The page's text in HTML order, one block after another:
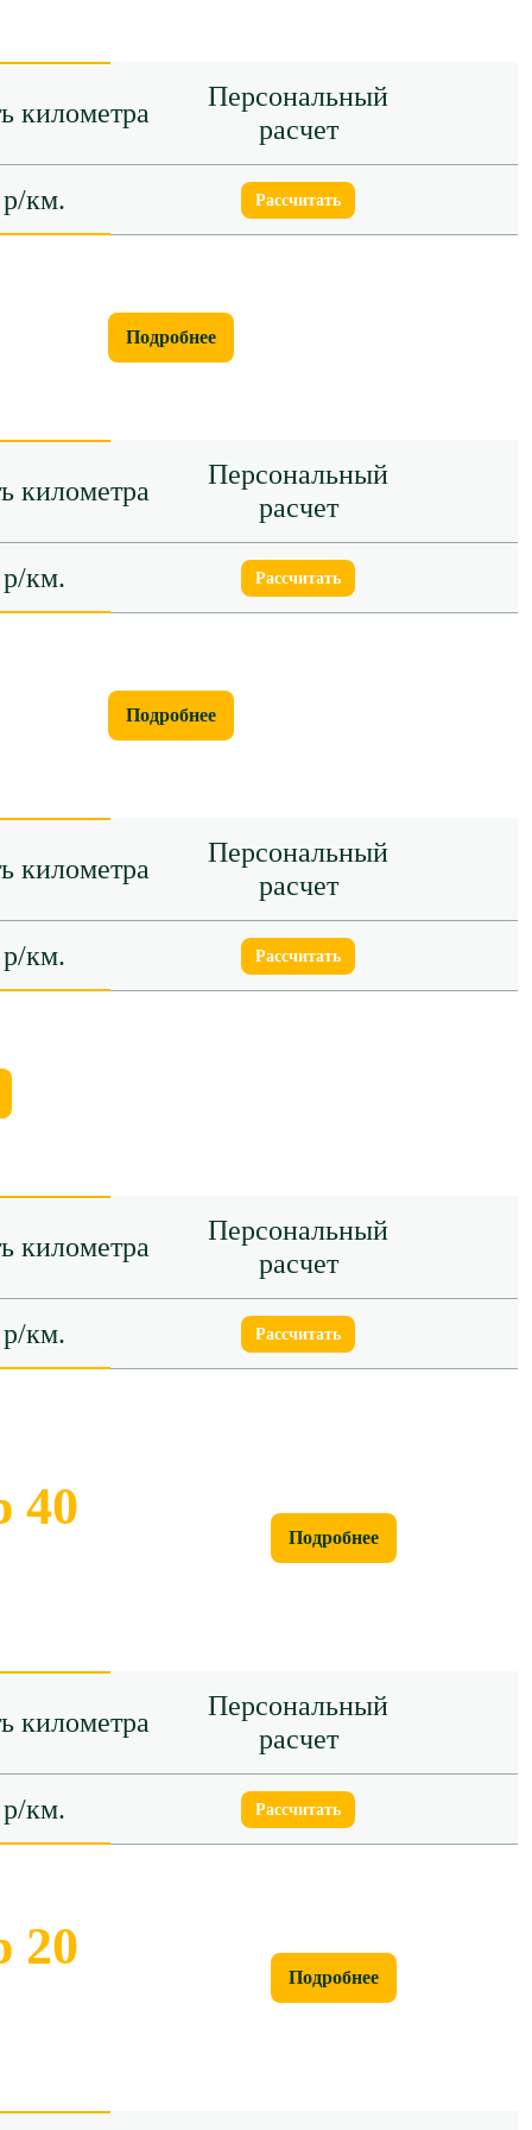
километра
Персональный
расчет
км. Рассчитать
Подробнее
километра
Персональный
расчет
км. Рассчитать
Подробнее
километра
Персональный
расчет
км. Рассчитать
километра
Персональный
расчет
км. Рассчитать
40
Подробнее
километра
Персональный
расчет
км. Рассчитать
20
Подробнее